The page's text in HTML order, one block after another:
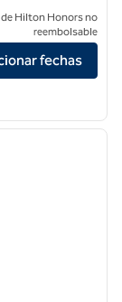
Hilton Honors no
reembolsable
fechas